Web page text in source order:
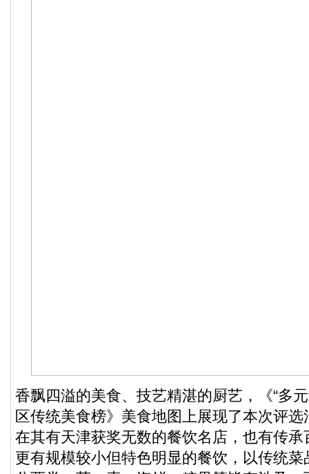
香飘四溢的美食、技艺精湛的厨艺，《“多
区传统美食榜》美食地图上展现了本次评
在其有天津获奖无数的餐饮名店，也有传
更有规模较小但特色明显的餐饮，以传统